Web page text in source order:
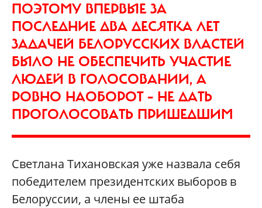
ПОЭТОМУ ВПЕРВЫЕ ЗА
ПОСЛЕДНИЕ ДВА ДЕСЯТКА ЛЕТ
ЗАДАЧЕЙ БЕЛОРУССКИХ ВЛАСТЕЙ
БЫЛО НЕ ОБЕСПЕЧИТЬ УЧАСТИЕ
ЛЮДЕЙ В ГОЛОСОВАНИИ, А
РОВНО НАОБОРОТ – НЕ ДАТЬ
ПРОГОЛОСОВАТЬ ПРИШЕДШИМ
Светлана Тихановская уже назвала себя
победителем президентских выборов в
Белоруссии, а члены ее штаба